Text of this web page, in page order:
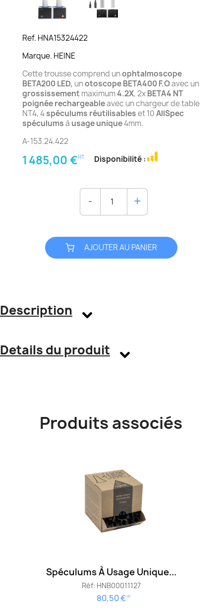
Ref. HNA15324422
Marque. HEINE
Cette trousse comprend unophtalmoscope
BETA200 LED, unotoscope BETA400 F.Oavec un
grossissement maximum4.2X, 2xBETA4 NT
poignée rechargeableavec un chargeur de table
NT4, 4spéculums réutilisableset 10AllSpec
spéculumsà usage unique4mm.
A-153.24.422
1 485,00 €HT Disponibilité :
AJOUTER AU PANIER
Description
Details du produit
Produits associés
Spéculums À Usage Unique...
Réf: HNB00011127
80,50 € HT